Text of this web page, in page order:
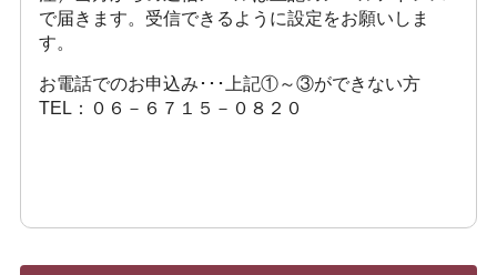
で届きます。受信できるように設定をお願いしま
す。
お電話でのお申込み･･･上記①～③ができない方
TEL：０６－６７１５－０８２０